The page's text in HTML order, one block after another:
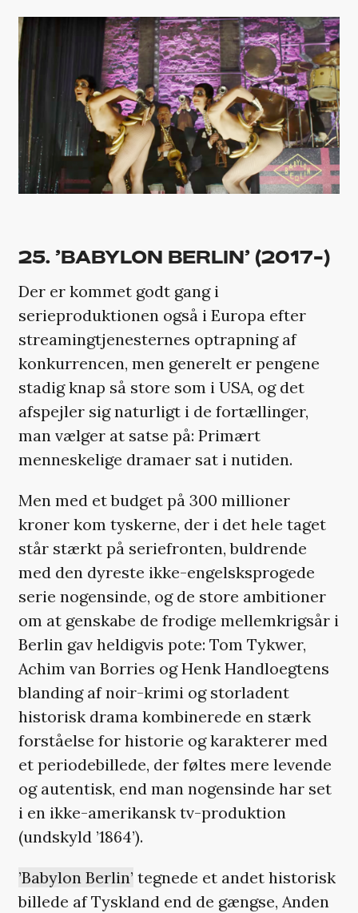
25. ’BABYLON BERLIN’ (2017-)
Der er kommet godt gang i
serieproduktionen også i Europa efter
streamingtjenesternes optrapning af
konkurrencen, men generelt er pengene
stadig knap så store som i USA, og det
afspejler sig naturligt i de fortællinger,
man vælger at satse på: Primært
menneskelige dramaer sat i nutiden.
Men med et budget på 300 millioner
kroner kom tyskerne, der i det hele taget
står stærkt på seriefronten, buldrende
med den dyreste ikke-engelsksprogede
serie nogensinde, og de store ambitioner
om at genskabe de frodige mellemkrigsår i
Berlin gav heldigvis pote: Tom Tykwer,
Achim van Borries og Henk Handloegtens
blanding af noir-krimi og storladent
historisk drama kombinerede en stærk
forståelse for historie og karakterer med
et periodebillede, der føltes mere levende
og autentisk, end man nogensinde har set
i en ikke-amerikansk tv-produktion
(undskyld ’1864’).
’Babylon Berlin’ tegnede et andet historisk
billede af Tyskland end de gængse, Anden